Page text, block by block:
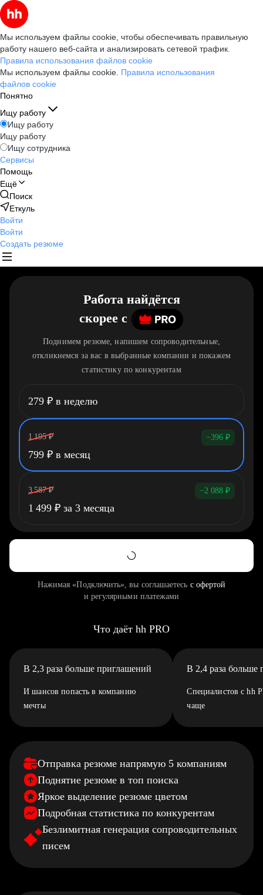
Мы используем файлы cookie, чтобы обеспечивать правильную
работу нашего веб-сайта и анализировать сетевой трафик.
Правила использования файлов cookie
Мы используем файлы cookie. Правила использования
файлов cookie
Понятно
Ищу работу
Ищу работу
Ищу работу
Ищу сотрудника
Сервисы
Помощь
Ещё
Поиск
Еткуль
Войти
Войти
Создать резюме
Работа найдётся
скорее c
Поднимем резюме, напишем сопроводительные,
откликнемся за вас в выбранные компании и покажем
статистику по конкурентам
279 ₽ в неделю
1 195 ₽ −396 ₽
799 ₽ в месяц
3 587 ₽ −2 088 ₽
1 499 ₽ за 3 месяца
Нажимая «Подключить», вы соглашаетесь с офертой
и регулярными платежами
Что даёт hh PRO
В 2,3 раза больше приглашений
И шансов попасть в компанию
мечты
В 2,4 раза больше
Специалистов с hh
чаще
Отправка резюме напрямую 5 компаниям
Поднятие резюме в топ поиска
Яркое выделение резюме цветом
Подробная статистика по конкурентам
Безлимитная генерация сопроводительных
писем